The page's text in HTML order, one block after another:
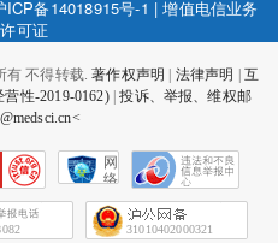
ICP备14018915号-1 |增值电信业务
可证
有 不得转载.著作权声明 法律声明
互
性-2019-0162)|投诉、举报、维权邮
网
络
会
征
31010402000321